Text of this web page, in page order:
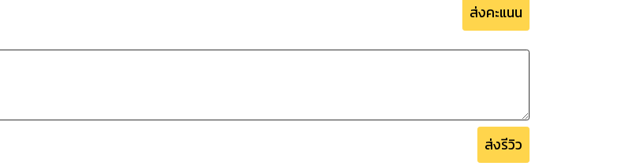
ส่งคะแนน
ส่งรีวิว